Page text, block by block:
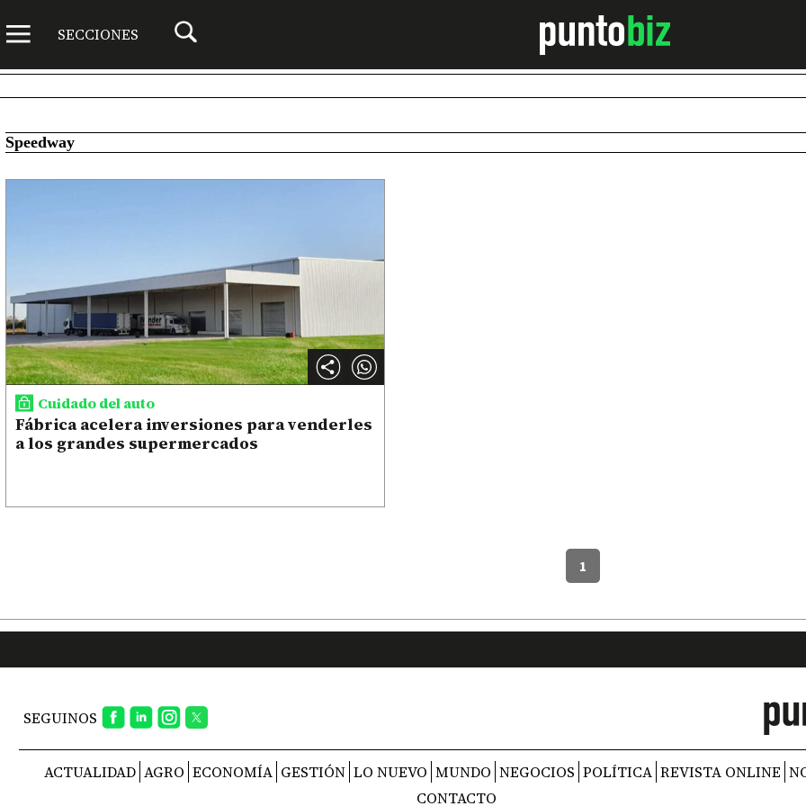
SECCIONES
Speedway
Cuidado del auto
Fábrica acelera inversiones para venderles
a los grandes supermercados
1
SEGUINOS
ACTUALIDAD AGRO ECONOMÍA GESTIÓN LO NUEVO MUNDO NEGOCIOS POLÍTICA REVISTA ONLINE
CONTACTO